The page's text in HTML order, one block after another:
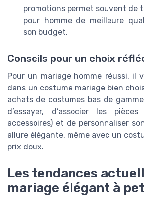
promotions permet souvent de
pour homme de meilleure
son budget.
Conseils pour un choix
Pour un mariage homme réussi, il
dans un costume mariage bien
achats de costumes bas de
d’essayer, d’associer les
accessoires) et de personnaliser
allure élégante, même avec un
prix doux.
Les tendances
mariage élégant à